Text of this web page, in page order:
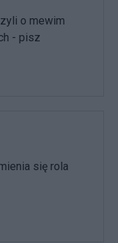
o mewim
- pisz
się rola